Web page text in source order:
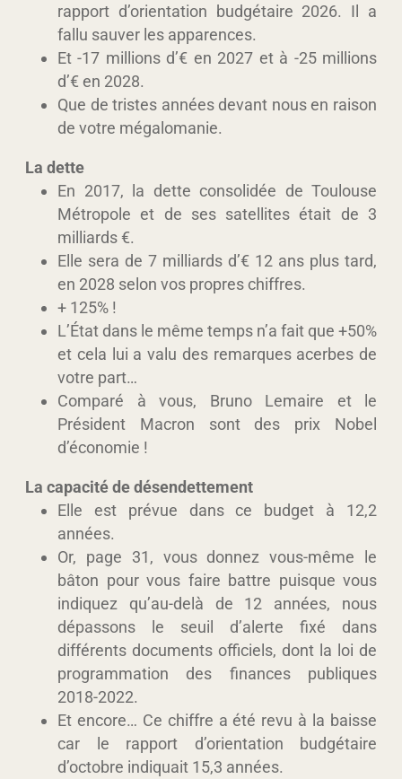
rapport d’orientation budgétaire 2026. Il a
fallu sauver les apparences.
Et -17 millions d’€ en 2027 et à -25 millions
d’€ en 2028.
Que de tristes années devant nous en raison
de votre mégalomanie.
La dette
En 2017, la dette consolidée de Toulouse
Métropole et de ses satellites était de 3
milliards €.
Elle sera de 7 milliards d’€ 12 ans plus tard,
en 2028 selon vos propres chiffres.
+ 125% !
L’État dans le même temps n’a fait que +50%
et cela lui a valu des remarques acerbes de
votre part…
Comparé à vous, Bruno Lemaire et le
Président Macron sont des prix Nobel
d’économie !
La capacité de désendettement
Elle est prévue dans ce budget à 12,2
années.
Or, page 31, vous donnez vous-même le
bâton pour vous faire battre puisque vous
indiquez qu’au-delà de 12 années, nous
dépassons le seuil d’alerte fixé dans
différents documents officiels, dont la loi de
programmation des finances publiques
2018-2022.
Et encore… Ce chiffre a été revu à la baisse
car le rapport d’orientation budgétaire
d’octobre indiquait 15,3 années.